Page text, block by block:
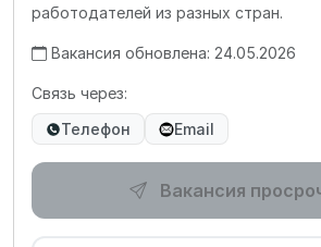
работодателей из разных стран.
Вакансия обновлена: 24.05.2026
Связь через:
Телефон
Email
Вакансия